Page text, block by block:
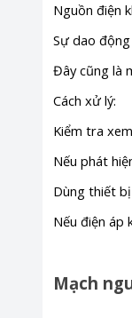
Nguồn điện
Sự dao
Đây cũng là
Cách xử lý:
Kiểm tra
Nếu phát
Dùng thiết
Nếu điện áp
Mạch